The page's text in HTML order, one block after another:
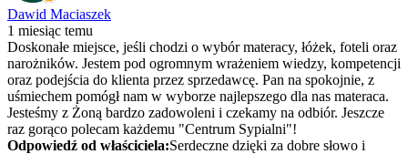
Dawid Maciaszek
1 miesiąc temu
Doskonałe miejsce, jeśli chodzi o wybór materacy, łóżek, foteli oraz
narożników. Jestem pod ogromnym wrażeniem wiedzy, kompetencji
oraz podejścia do klienta przez sprzedawcę. Pan na spokojnie, z
uśmiechem pomógł nam w wyborze najlepszego dla nas materaca.
Jesteśmy z Żoną bardzo zadowoleni i czekamy na odbiór. Jeszcze
raz gorąco polecam każdemu "Centrum Sypialni"!
Odpowiedź od właściciela:Serdeczne dzięki za dobre słowo i